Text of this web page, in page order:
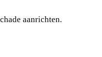
aanrichten.